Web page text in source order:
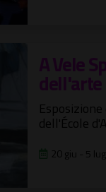
A Vele
dell'arte
dell'École
20 giu - 5 lug